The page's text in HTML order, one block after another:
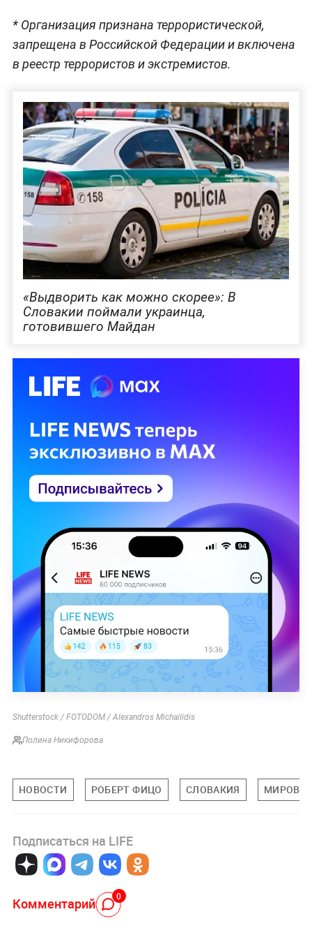
* Организация признана террористической,
запрещена в Российской Федерации и включена
в реестр террористов и экстремистов.
«Выдворить как можно скорее»: В
Словакии поймали украинца,
готовившего Майдан
Shutterstock / FOTODOM / Alexandros Michailidis
Полина Никифорова
НОВОСТИ РОБЕРТ ФИЦО СЛОВАКИЯ
Подписаться на LIFE
Комментарий 0